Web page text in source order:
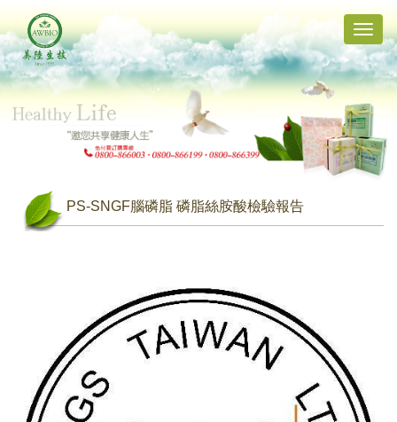
Toggle
PS-SNGF腦磷脂 磷脂絲胺酸檢驗報告